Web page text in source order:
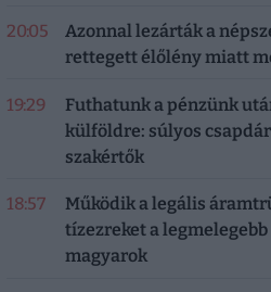
20:05
Azonnal lezárták a
rettegett élőlény miatt
19:29
Futhatunk a pénzünk
külföldre: súlyos
szakértők
18:57
Működik a legális
tízezreket a
magyarok